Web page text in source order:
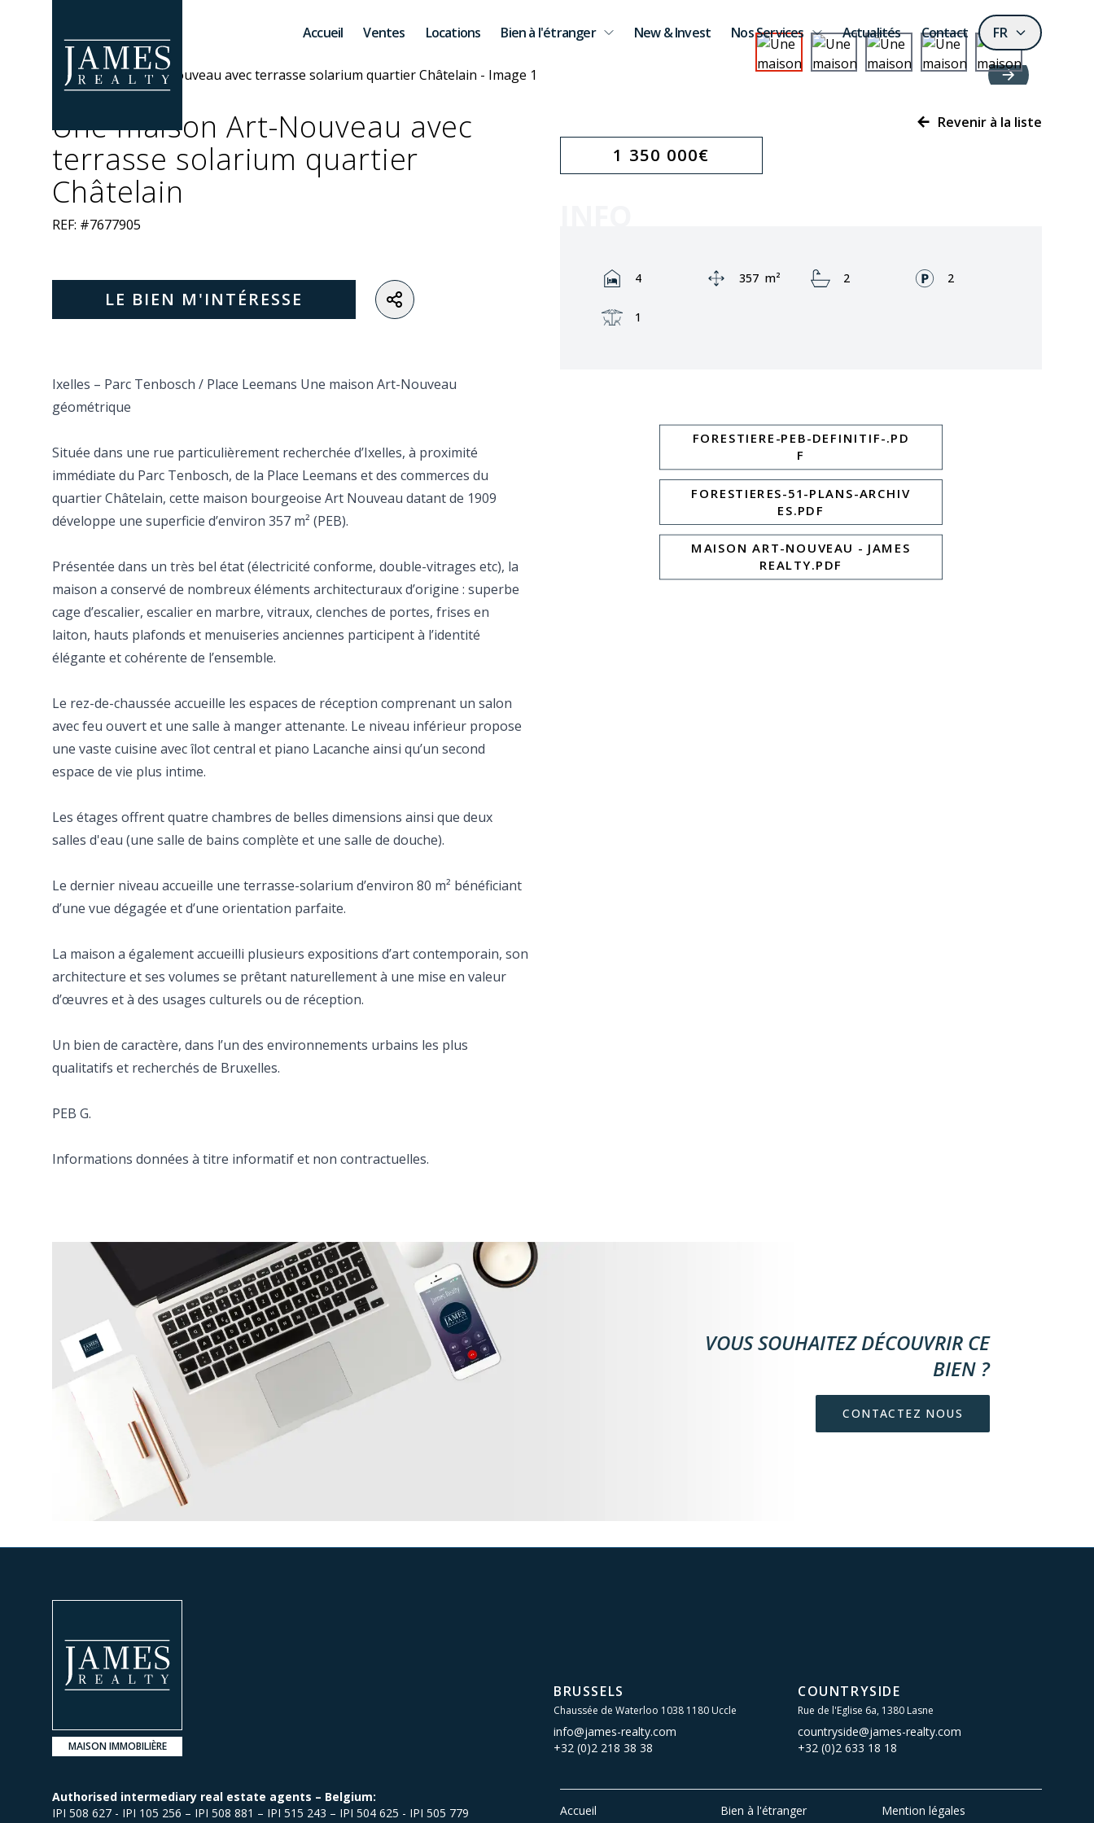
Accueil
Ventes Locations Bien à l'étranger New & Invest Nos Services Actualités Contact FR
Une maison Art-Nouveau avec
terrasse solarium quartier
Châtelain
REF: #7677905
LE BIEN M'INTÉRESSE
Revenir à la liste
1 350 000€
Rooms:
4 Zone:
357 m² Bathrooms:
2 Façades:
2
Terrasse:
1
Ixelles – Parc Tenbosch / Place Leemans Une maison Art-Nouveau
géométrique
Située dans une rue particulièrement recherchée d’Ixelles, à proximité
immédiate du Parc Tenbosch, de la Place Leemans et des commerces du
quartier Châtelain, cette maison bourgeoise Art Nouveau datant de 1909
développe une superficie d’environ 357 m² (PEB).
Présentée dans un très bel état (électricité conforme, double-vitrages etc), la
maison a conservé de nombreux éléments architecturaux d’origine : superbe
cage d’escalier, escalier en marbre, vitraux, clenches de portes, frises en
laiton, hauts plafonds et menuiseries anciennes participent à l’identité
élégante et cohérente de l’ensemble.
Le rez-de-chaussée accueille les espaces de réception comprenant un salon
avec feu ouvert et une salle à manger attenante. Le niveau inférieur propose
une vaste cuisine avec îlot central et piano Lacanche ainsi qu’un second
espace de vie plus intime.
Les étages offrent quatre chambres de belles dimensions ainsi que deux
salles d'eau (une salle de bains complète et une salle de douche).
Le dernier niveau accueille une terrasse-solarium d’environ 80 m² bénéficiant
d’une vue dégagée et d’une orientation parfaite.
La maison a également accueilli plusieurs expositions d’art contemporain, son
architecture et ses volumes se prêtant naturellement à une mise en valeur
d’œuvres et à des usages culturels ou de réception.
Un bien de caractère, dans l’un des environnements urbains les plus
qualitatifs et recherchés de Bruxelles.
PEB G.
Informations données à titre informatif et non contractuelles.
FORESTIERE-PEB-DEFINITIF-.PD
F
FORESTIERES-51-PLANS-ARCHIV
ES.PDF
MAISON ART-NOUVEAU - JAMES
REALTY.PDF
VOUS SOUHAITEZ DÉCOUVRIR CE
BIEN ?
CONTACTEZ NOUS
MAISON IMMOBILIÈRE
BRUSSELS
Chaussée de Waterloo 1038 1180 Uccle
info@james-realty.com
+32 (0)2 218 38 38
COUNTRYSIDE
Rue de l'Eglise 6a, 1380 Lasne
countryside@james-realty.com
+32 (0)2 633 18 18
Authorised intermediary real estate agents – Belgium:
IPI 508 627 - IPI 105 256 – IPI 508 881 – IPI 515 243 – IPI 504 625 - IPI 505 779
Accueil Bien à l'étranger Mention légales